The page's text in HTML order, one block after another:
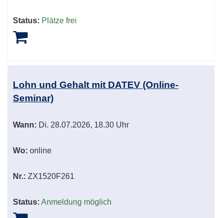
Status: Plätze frei
Lohn und Gehalt mit DATEV (Online-
Seminar)
Wann: Di. 28.07.2026, 18.30 Uhr
Wo: online
Nr.: ZX1520F261
Status: Anmeldung möglich